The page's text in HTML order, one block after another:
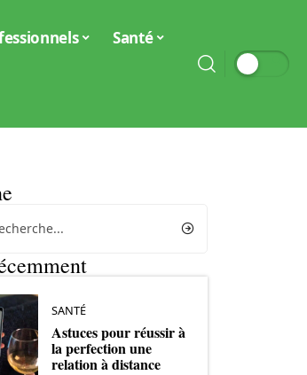
Santé
SANTÉ
Astuces pour réussir à
la perfection une
relation à distance